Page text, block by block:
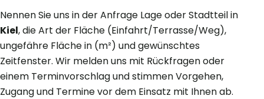
Nennen Sie uns in der Anfrage Lage oder Stadtteil in
Kiel, die Art der Fläche (Einfahrt/Terrasse/Weg),
ungefähre Fläche in (m²) und gewünschtes
Zeitfenster. Wir melden uns mit Rückfragen oder
einem Terminvorschlag und stimmen Vorgehen,
Zugang und Termine vor dem Einsatz mit Ihnen ab.